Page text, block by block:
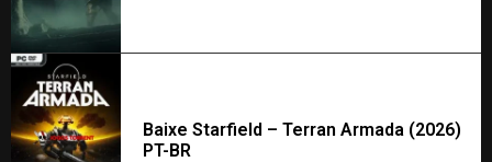
Baixe Starfield – Terran Armada (2026)
PT-BR